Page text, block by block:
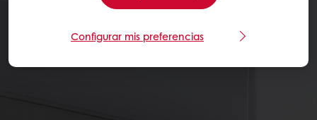
Configurar mis preferencias